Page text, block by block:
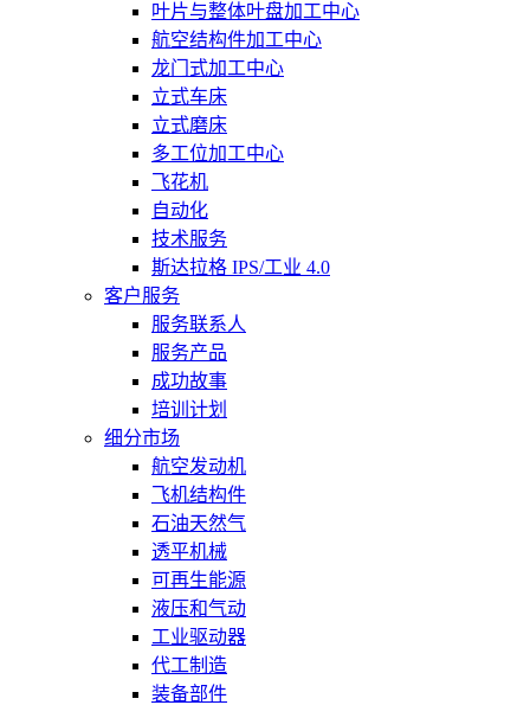
叶片与整体叶盘加工中心
航空结构件加工中心
龙门式加工中心
立式车床
立式磨床
多工位加工中心
飞花机
自动化
技术服务
斯达拉格 IPS/工业 4.0
客户服务
服务联系人
服务产品
成功故事
培训计划
细分市场
航空发动机
飞机结构件
石油天然气
透平机械
可再生能源
液压和气动
工业驱动器
代工制造
装备部件